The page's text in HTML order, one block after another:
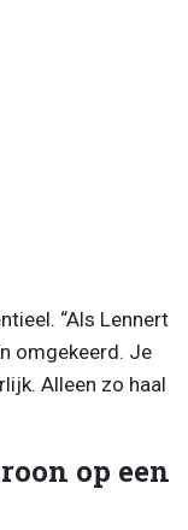
“Als Lennert
omgekeerd. Je
Alleen zo haal
op een